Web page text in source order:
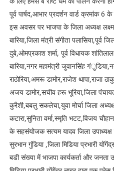
पूर्व पार्षद,आभार प्रदर्शन वार्ड क्रमांक 6
इस अवसर पर भाजपा के जिला अध्यक्ष
बारिया,जिला मंत्री संगीता पलासिया,पूर्व
दुबे,ओमप्रकाश शर्मा, पूर्व विधायक
बारिया,नगर महामंत्री जुवानसिंह
राठोरिया,अमरू डामोर,राजेश थापा,राजा
अजय डामोर,सचीव हरू भूरिया,जिला
कुरैशी,बबलु सकलेचा,युवा मोर्चा जिला
कटारा,सुनिता वर्मा,स्मृति भटट,विजय
के सहसंयोजक सत्यम यादव जिला उपाध्यक्ष
सुरभान गुंडिया ,जिला मिडिया प्रभारी
बडी संख्या में भाजपा कार्यकर्ता और जनता